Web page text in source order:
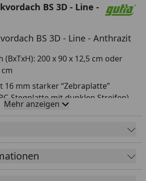
BS 3D - Line -
BS 3D - Line - Anthrazit
(BxTxH): 200 x 90 x 12,5 cm oder
cm
16 mm starker “Zebraplatte”
Stegplatte mit dunklen Streifen)
mit Wasserspeier
oder rechts montierbar
außergewöhnlichem 3D-Effekt
und effektive Schattierung
in Germany”
Mehr anzeigen